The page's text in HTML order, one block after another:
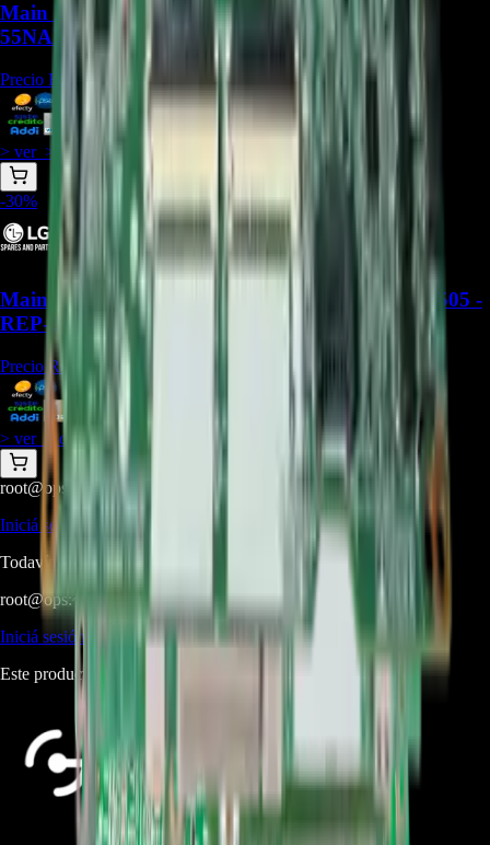
Main Board EBU66375501 para TV LG
55NANO80SPA - REP-474
Precio Regular: 915.000
831.500
> ver_ > desbloquear oferta_
-30%
Main board BPR Total Assembly LG EBU67402505 -
REP-2714
Precio Regular:
> ver_
> desbloquear oferta_
root@ops:~# cat [ 0 ]
Iniciá sesión
para hacer una pregunta.
Todavía no hay preguntas respondidas. Hacé la primera.
root@ops:~#
RESEÑAS[ 0 ]_
Iniciá sesión
para dejar una reseña.
Este producto aún no tiene reseñas. Sé el primero en opinar.